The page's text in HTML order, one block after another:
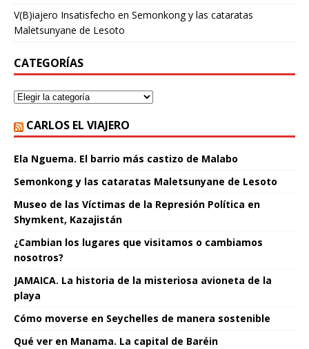
V(B)iajero Insatisfecho en Semonkong y las cataratas
Maletsunyane de Lesoto
CATEGORÍAS
CARLOS EL VIAJERO
Ela Nguema. El barrio más castizo de Malabo
Semonkong y las cataratas Maletsunyane de Lesoto
Museo de las Víctimas de la Represión Política en
Shymkent, Kazajistán
¿Cambian los lugares que visitamos o cambiamos
nosotros?
JAMAICA. La historia de la misteriosa avioneta de la
playa
Cómo moverse en Seychelles de manera sostenible
Qué ver en Manama. La capital de Baréin